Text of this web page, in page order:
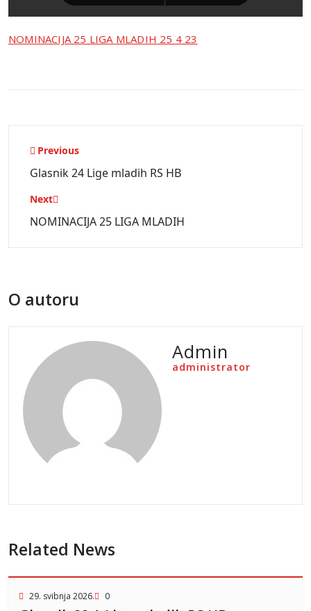
NOMINACIJA 25 LIGA MLADIH 25 4 23
Navigacija
objava
Previous
Glasnik 24 Lige mladih RS HB
Next
NOMINACIJA 25 LIGA MLADIH
O autoru
Admin
administrator
Related News
29. svibnja 2026. 0